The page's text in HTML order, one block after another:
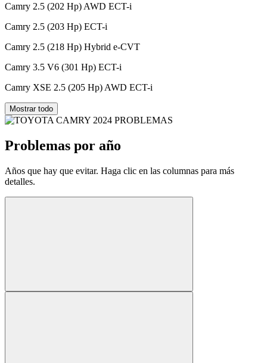
Camry 2.5 (202 Hp) AWD ECT-i
Camry 2.5 (203 Hp) ECT-i
Camry 2.5 (218 Hp) Hybrid e-CVT
Camry 3.5 V6 (301 Hp) ECT-i
Camry XSE 2.5 (205 Hp) AWD ECT-i
Mostrar todo
Problemas por año
Años que hay que evitar. Haga clic en las columnas para más
detalles.